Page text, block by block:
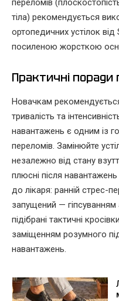
переломів
тіла) рекомендується
ортопедичних устілок
посиленою жорсткою
Практичні поради
Новачкам
тривалість та
навантажень є одним із
переломів. Замінюйте
незалежно від стану
плюсні після навантажень
до лікаря: ранній стрес-
запущений —
підібрані тактичні
заміщенням розумного
навантажень.